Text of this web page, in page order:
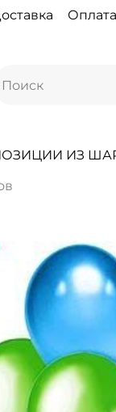
Оплата
ИЗ